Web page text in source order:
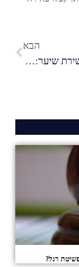
הבא
טיפול בנשירת שיער: כל מה שרציתם לדעת
רגל?